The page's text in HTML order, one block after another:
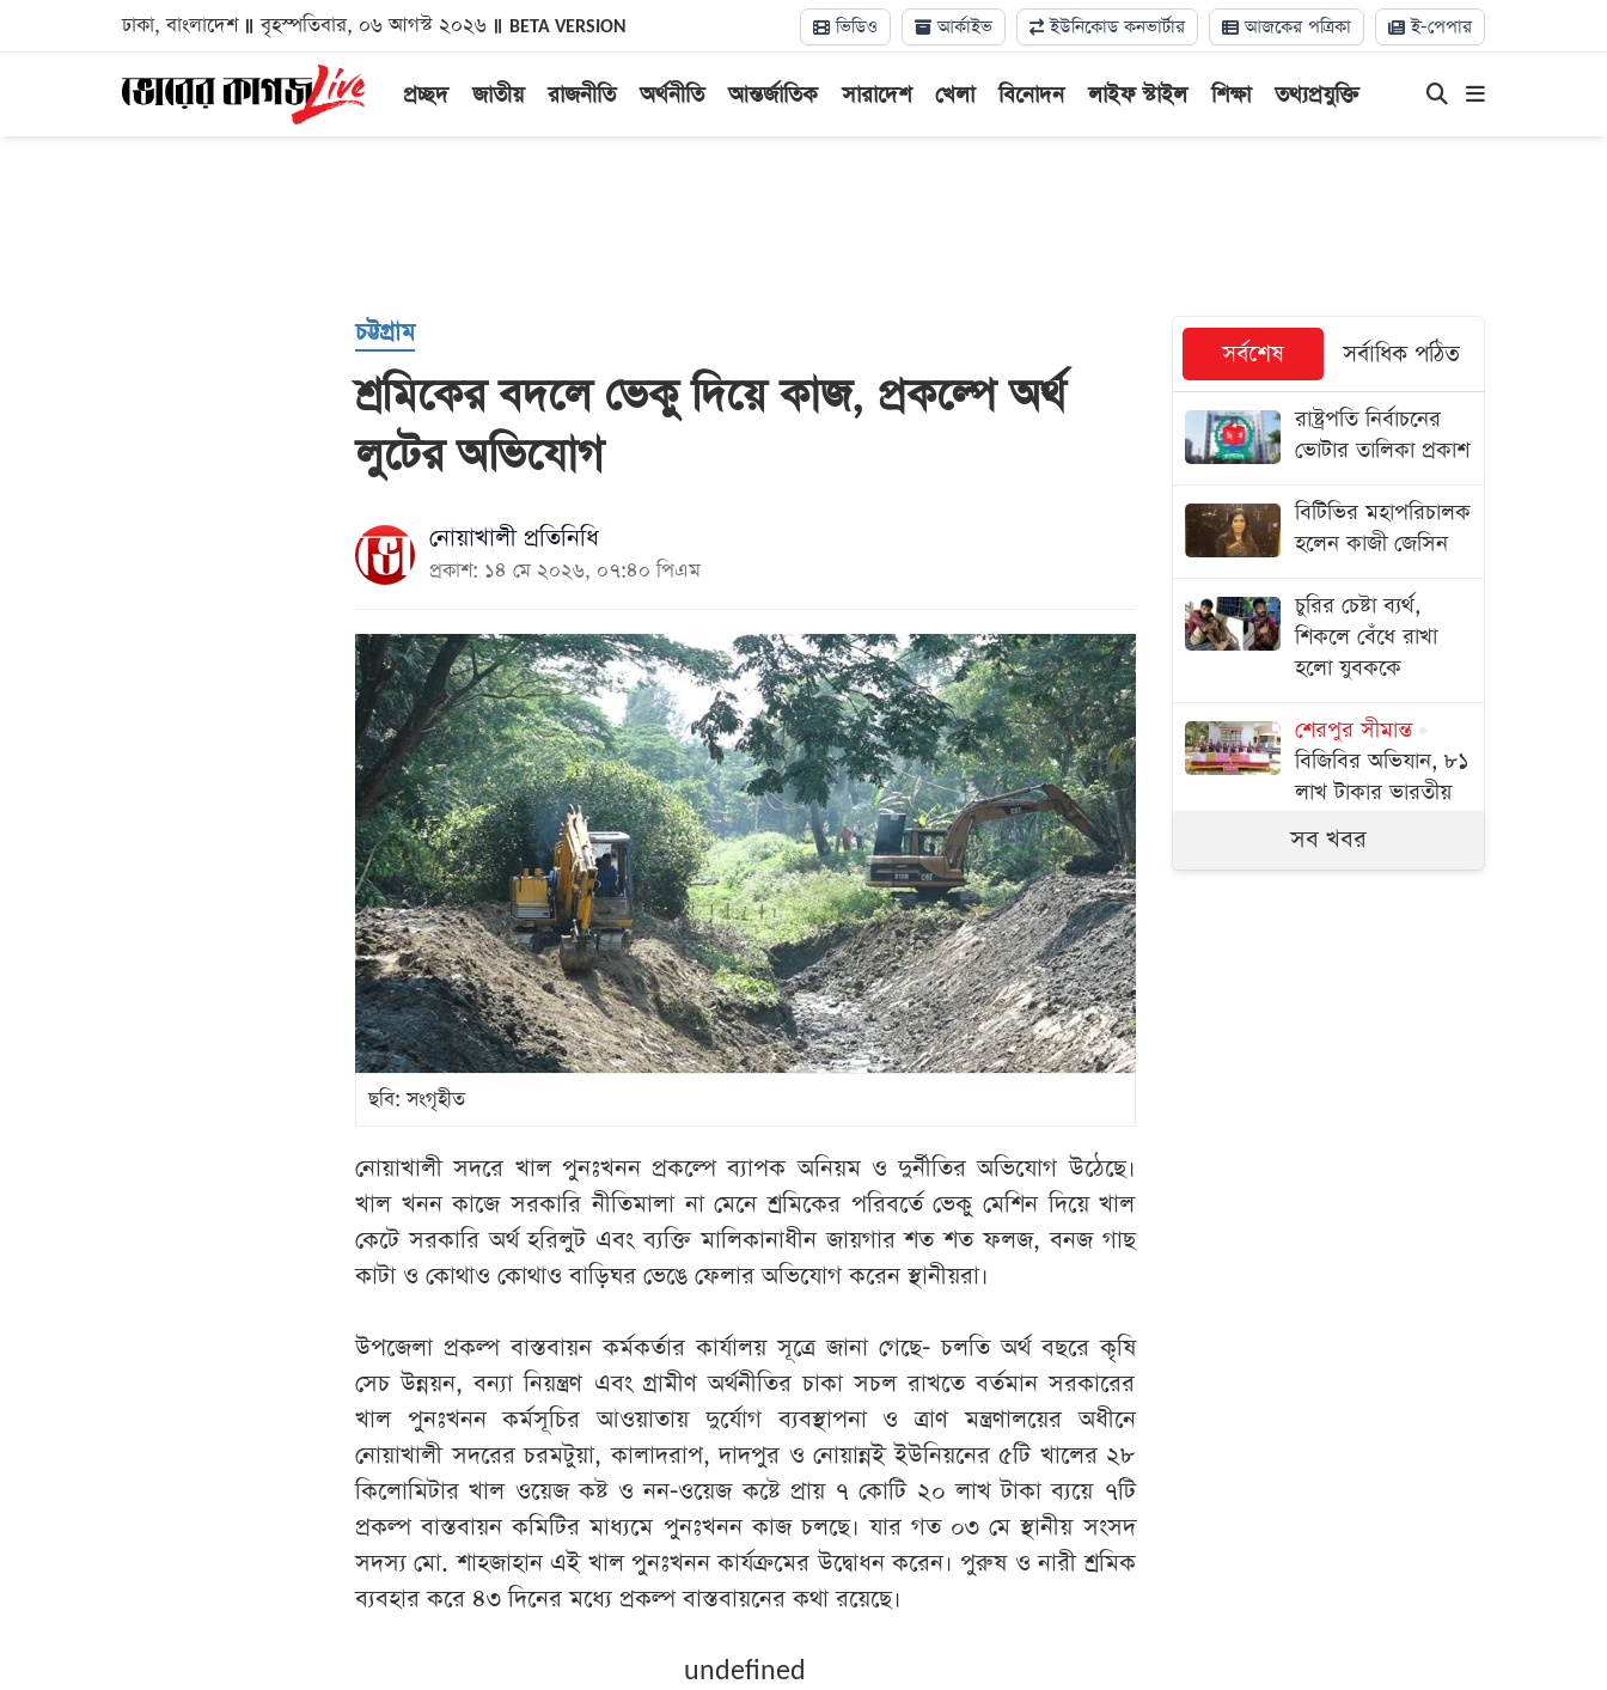
ঢাকা, বাংলাদেশ বৃহস্পতিবার, ০৬ আগস্ট ২০২৬ BETA VERSION ভিডিও আর্কাইভ ইউনিকোড কনভার্টার আজকের পত্রিকা ই-পেপার
প্রচ্ছদ জাতীয় রাজনীতি অর্থনীতি আন্তর্জাতিক সারাদেশ খেলা বিনোদন লাইফ স্টাইল শিক্ষা তথ্যপ্রযুক্তি
চট্টগ্রাম
শ্রমিকের বদলে ভেকু দিয়ে কাজ, প্রকল্পে অর্থ
লুটের অভিযোগ
নোয়াখালী প্রতিনিধি
প্রকাশ: ১৪ মে ২০২৬, ০৭:৪০ পিএম
ছবি: সংগৃহীত
নোয়াখালী সদরে খাল পুনঃখনন প্রকল্পে ব্যাপক অনিয়ম ও দুর্নীতির অভিযোগ উঠেছে।
খাল খনন কাজে সরকারি নীতিমালা না মেনে শ্রমিকের পরিবর্তে ভেকু মেশিন দিয়ে খাল
কেটে সরকারি অর্থ হরিলুট এবং ব্যক্তি মালিকানাধীন জায়গার শত শত ফলজ, বনজ গাছ
কাটা ও কোথাও কোথাও বাড়িঘর ভেঙে ফেলার অভিযোগ করেন স্থানীয়রা।
উপজেলা প্রকল্প বাস্তবায়ন কর্মকর্তার কার্যালয় সূত্রে জানা গেছে- চলতি অর্থ বছরে কৃষি
সেচ উন্নয়ন, বন্যা নিয়ন্ত্রণ এবং গ্রামীণ অর্থনীতির চাকা সচল রাখতে বর্তমান সরকারের
খাল পুনঃখনন কর্মসূচির আওয়াতায় দুর্যোগ ব্যবস্থাপনা ও ত্রাণ মন্ত্রণালয়ের অধীনে
নোয়াখালী সদরের চরমটুয়া, কালাদরাপ, দাদপুর ও নোয়ান্নই ইউনিয়নের ৫টি খালের ২৮
কিলোমিটার খাল ওয়েজ কষ্ট ও নন-ওয়েজ কষ্টে প্রায় ৭ কোটি ২০ লাখ টাকা ব্যয়ে ৭টি
প্রকল্প বাস্তবায়ন কমিটির মাধ্যমে পুনঃখনন কাজ চলছে। যার গত ০৩ মে স্থানীয় সংসদ
সদস্য মো. শাহজাহান এই খাল পুনঃখনন কার্যক্রমের উদ্বোধন করেন। পুরুষ ও নারী শ্রমিক
ব্যবহার করে ৪৩ দিনের মধ্যে প্রকল্প বাস্তবায়নের কথা রয়েছে।
undefined
সর্বশেষ সর্বাধিক পঠিত
রাষ্ট্রপতি নির্বাচনের
ভোটার তালিকা প্রকাশ
বিটিভির মহাপরিচালক
হলেন কাজী জেসিন
চুরির চেষ্টা ব্যর্থ,
শিকলে বেঁধে রাখা
হলো যুবককে
শেরপুর সীমান্ত
বিজিবির অভিযান, ৮১
লাখ টাকার ভারতীয়
ওষুধ জব্দ
সব খবর